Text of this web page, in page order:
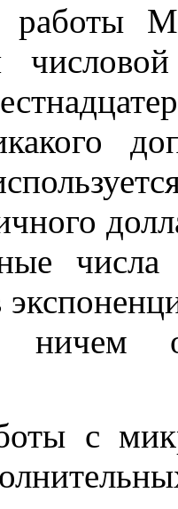
работы
числа
ничем
с